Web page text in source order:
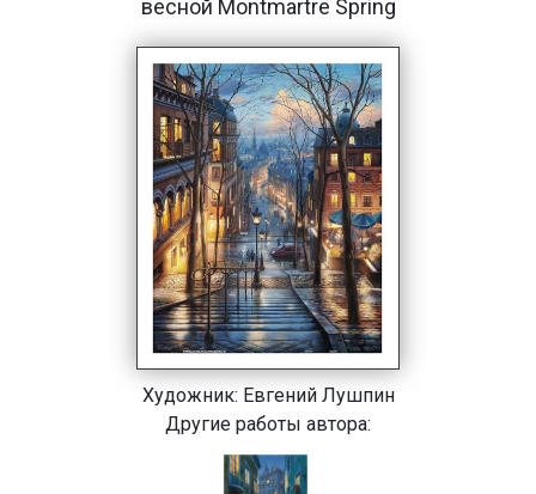
весной Montmartre Spring
Художник: Евгений Лушпин
Другие работы автора: